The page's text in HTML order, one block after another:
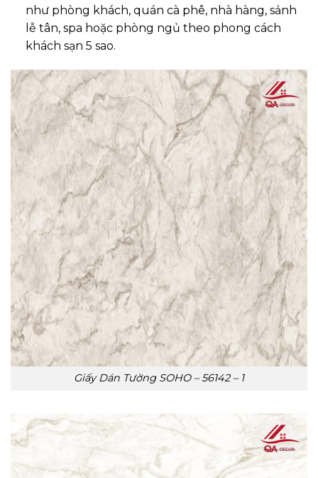
như phòng khách, quán cà phê, nhà hàng, sảnh
lễ tân, spa hoặc phòng ngủ theo phong cách
khách sạn 5 sao.
Giấy Dán Tường SOHO – 56142 – 1